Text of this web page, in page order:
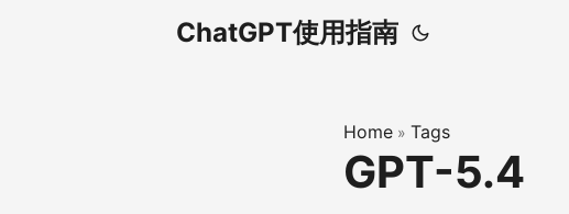
ChatGPT使用指南
Home » Tags
GPT-5.4